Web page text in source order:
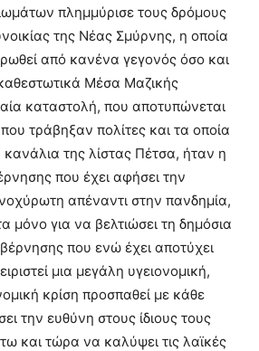
πλημμύρισε τους δρόμους
της Νέας Σμύρνης, η οποία
από κανένα γεγονός όσο και
Μέσα Μαζικής
καταστολή, που αποτυπώνεται
τράβηξαν πολίτες και τα οποία
της λίστας Πέτσα, ήταν η
που έχει αφήσει την
απέναντι στην πανδημία,
για να βελτιώσει τη δημόσια
που ενώ έχει αποτύχει
μια μεγάλη υγειονομική,
κρίση προσπαθεί με κάθε
την ευθύνη στους ίδιους τους
και τώρα να καλύψει τις λαϊκές